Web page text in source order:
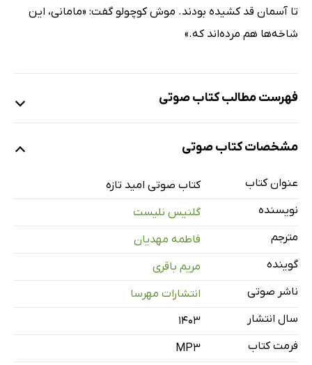
تا آسمان قد کشیده بودند. موش کوچولو گفت: «مامانی، این
شاخه‌ها هم مرده‌اند که.»
فهرست مطالب کتاب صوتی
نمونه
امید تازه
مشخصات کتاب صوتی
عنوان کتاب
کتاب صوتی امید تازه
نویسنده
گلنیس نلیست
مترجم
فاطمه مهدیان
گوینده
مریم باقری
ناشر صوتی
انتشارات مهرسا
سال انتشار
۱۴۰۳
فرمت کتاب
MP3